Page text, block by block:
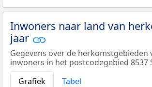
Inwoners naar land van
jaar
Gegevens over de herkomstgebieden
inwoners in het postcodegebied 8537
Grafiek
Tabel